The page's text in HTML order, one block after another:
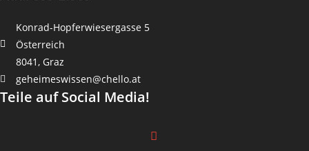
Konrad-Hopferwiesergasse 5
Österreich
8041, Graz
geheimeswissen@chello.at
Teile auf Social Media!